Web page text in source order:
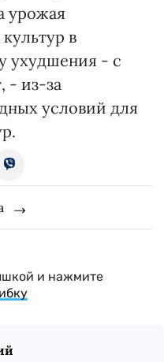
урожая
в
ухудшения - с
- из-за
условий для
и нажмите